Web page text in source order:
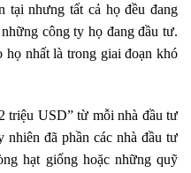
tại nhưng tất cả họ đều đang
công ty họ đang đầu tư.
nhất là trong giai đoạn khó
triệu USD” từ mỗi nhà đầu tư
nhiên đã phần các nhà đầu tư
hạt giống hoặc những quỹ